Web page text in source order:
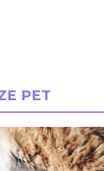
PET